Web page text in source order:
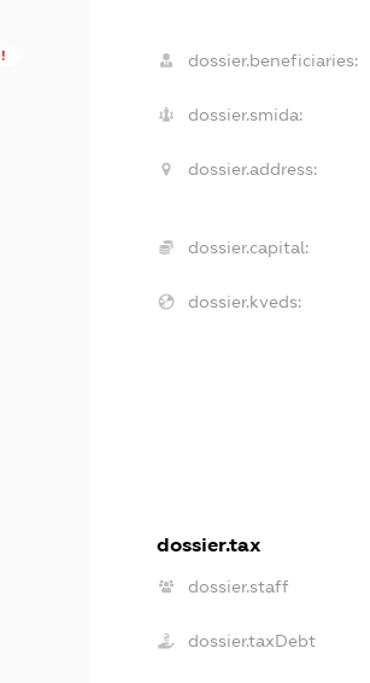
dossier.beneficiaries:
dossier.smida:
dossier.address:
dossier.capital:
dossier.kveds:
dossier.tax
dossier.staff
dossier.taxDebt